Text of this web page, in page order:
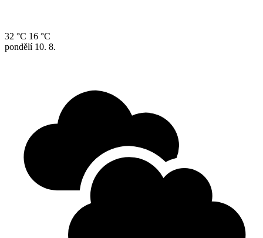
32 °C 16 °C
pondělí 10. 8.